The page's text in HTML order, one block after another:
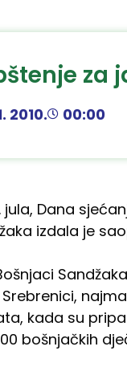
za
2010. 00:00
jula, Dana
izdala je
kada su
bošnjačkih